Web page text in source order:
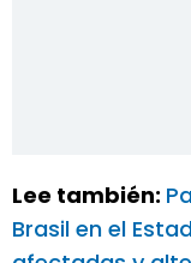
Lee también:
Brasil en el